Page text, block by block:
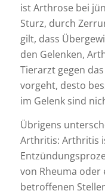
ist Arthrose bei
Sturz, durch
gilt, dass
den Gelenken,
Tierarzt gegen
vorgeht, desto
im Gelenk sind
Übrigens
Arthritis: Arthritis
von Rheuma
betroffenen